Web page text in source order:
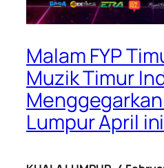
Malam FYP
Muzik Timur
Lumpur April ini